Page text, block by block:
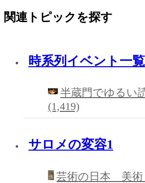
関連トピックを探す
時系列イベント一覧
半蔵門でゆるい
(1,419)
サロメの変容1
芸術の日本 美術